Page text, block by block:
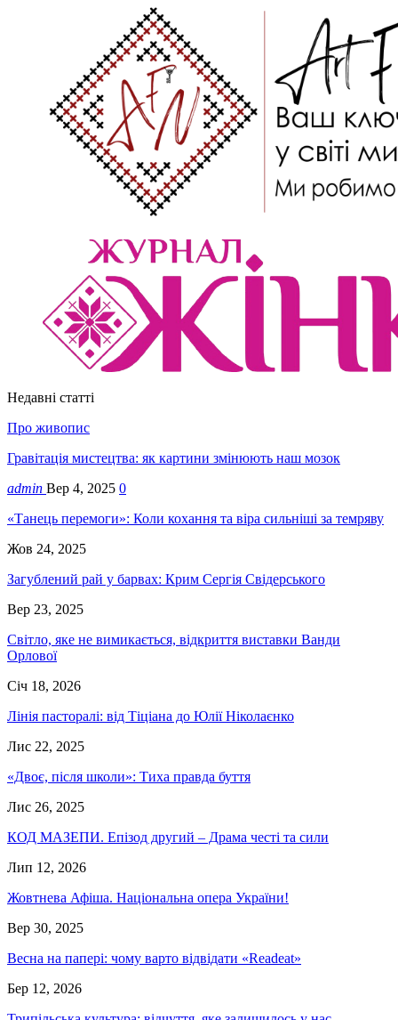
Недавні статті
Про живопис
Гравітація мистецтва: як картини змінюють наш мозок
admin Вер 4, 2025 0
«Танець перемоги»: Коли кохання та віра сильніші за темряву
Жов 24, 2025
Загублений рай у барвах: Крим Сергія Свідерського
Вер 23, 2025
Світло, яке не вимикається, відкриття виставки Ванди
Орлової
Січ 18, 2026
Лінія пасторалі: від Тіціана до Юлії Ніколаєнко
Лис 22, 2025
«Двоє, після школи»: Тиха правда буття
Лис 26, 2025
КОД МАЗЕПИ. Епізод другий – Драма честі та сили
Лип 12, 2026
Жовтнева Афіша. Національна опера України!
Вер 30, 2025
Весна на папері: чому варто відвідати «Readeat»
Бер 12, 2026